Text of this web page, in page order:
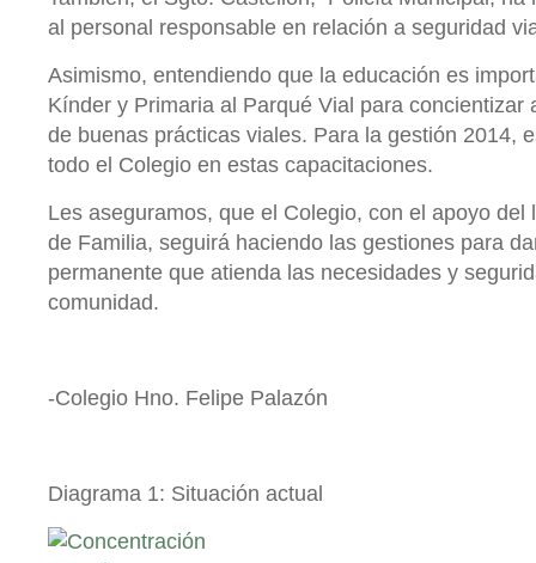
al personal responsable en relación a seguridad
Asimismo, entendiendo que la educación es
Kínder y Primaria al Parqué Vial para concientizar
de buenas prácticas viales. Para la gestión 2014,
todo el Colegio en estas capacitaciones.
Les aseguramos, que el Colegio, con el apoyo del
de Familia, seguirá haciendo las gestiones para
permanente que atienda las necesidades y
comunidad.
-Colegio Hno. Felipe Palazón
Diagrama 1: Situación actual